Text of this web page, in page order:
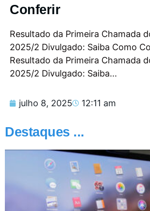
Conferir
Resultado da Primeira Chamada
2025/2 Divulgado: Saiba Como
Resultado da Primeira Chamada
2025/2 Divulgado: Saiba...
julho 8, 2025 12:11 am
Destaques ...